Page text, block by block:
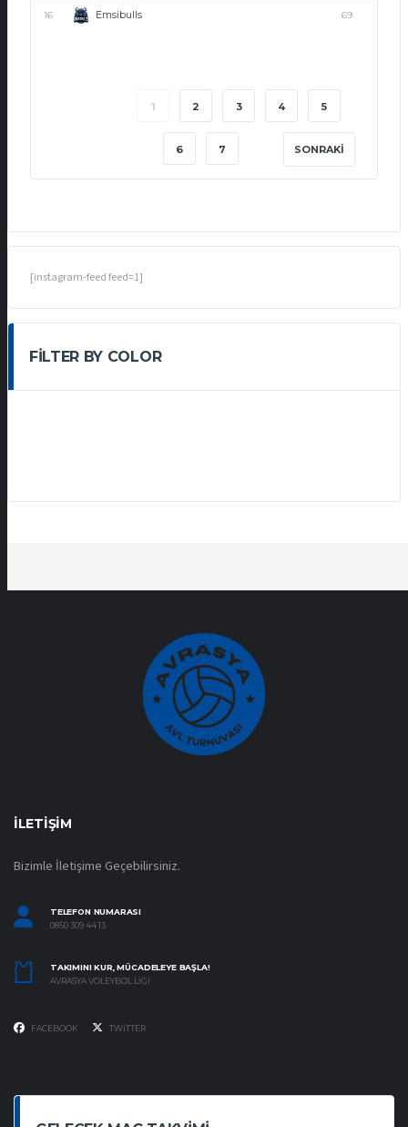
16 Emsibulls 69
1 2 3 4 5
6 7 SONRAKI
[instagram-feed feed=1]
FILTER BY COLOR
İLETIŞIM
Bizimle İletişime Geçebilirsiniz.
TELEFON NUMARASI
0850 309 44 13
TAKIMINI KUR, MÜCADELEYE BAŞLA!
AVRASYA VOLEYBOL LIGI
FACEBOOK TWITTER